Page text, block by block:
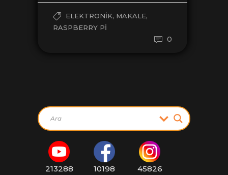
ELEKTRONIK, MAKALE,
RASPBERRY PI
0
213288 10198 45826